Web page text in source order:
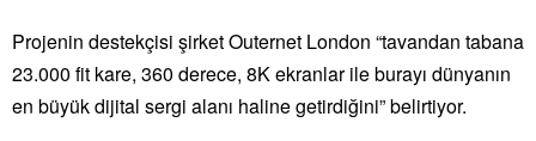
Projenin destekçisi şirket Outernet London “tavandan tabana
23.000 fit kare, 360 derece, 8K ekranlar ile burayı dünyanın
en büyük dijital sergi alanı haline getirdiğini” belirtiyor.